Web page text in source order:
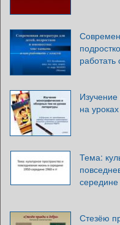
работать
на
Тема:
середине
Стезёю